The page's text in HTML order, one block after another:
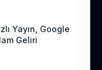
Yayın, Google
Geliri